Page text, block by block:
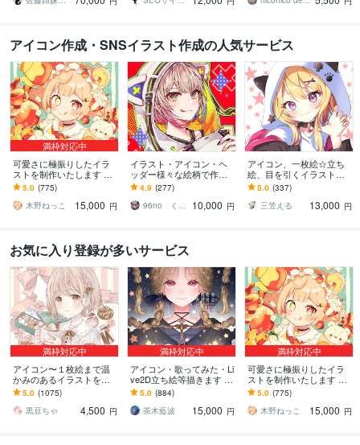
アイコン作成・SNSイラスト作成の人気サービス
満枠対応中
可愛さに極振りしたイラ
ストを制作いたします ★
商用利用＆二次利用込
み！ミニキャラは小物２
点まで無料！★
5.0 (775)
木野ねっこ
15,000 円
イラスト・アイコン・ヘ
ッダー様々な絵柄で作成
します 商用可！似顔絵・
ブログ・インスタ・動画
配信サムネ等用途様々！
4.9 (277)
96no くろの
10,000 円
アイコン、一枚絵☆立ち
絵、目を引くイラスト描
きます イリアム、サム
ネ、live2D、YouTube、歌
ってみたも
5.0 (337)
三笠える
13,000 円
お気に入り登録が多いサービス
満枠対応中
アイコン〜１枚絵まで温
かみのあるイラストを描
きます ★ココナラ自体が
初めての方も、お気軽に
ご相談ください♪★
5.0 (1075)
黒豆ちゃ
4,500 円
満枠対応中
アイコン・歌ってみた・Li
ve2D立ち絵等描きます ち
びキャラや配信用イラス
ト等、幅広く制作してい
ます！
5.0 (884)
茶木藍波
15,000 円
満枠対応中
可愛さに極振りしたイラ
ストを制作いたします ★
商用利用＆二次利用込
み！ミニキャラは小物２
点まで無料！★
5.0 (775)
木野ねっこ
15,000 円